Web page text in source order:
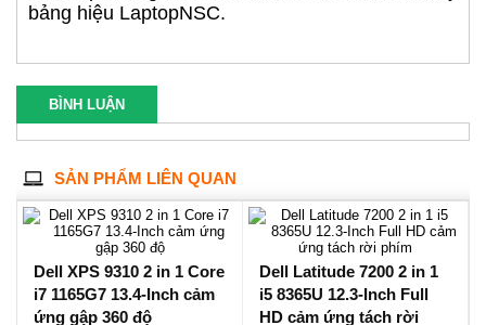
bảng hiệu LaptopNSC.
BÌNH LUẬN
SẢN PHẨM LIÊN QUAN
Dell XPS 9310 2 in 1 Core
i7 1165G7 13.4-Inch cảm
ứng gập 360 độ
Dell Latitude 7200 2 in 1
i5 8365U 12.3-Inch Full
HD cảm ứng tách rời